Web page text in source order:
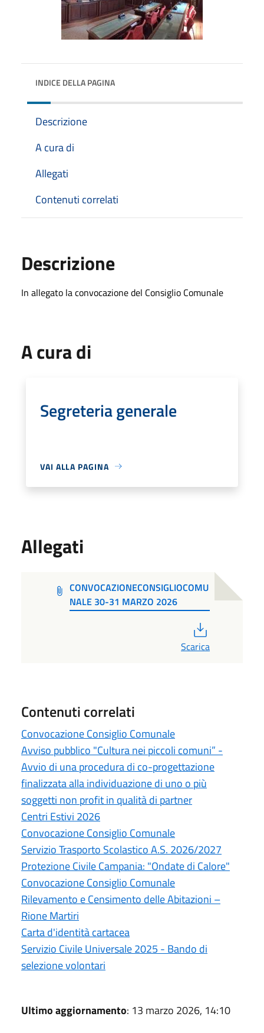
INDICE DELLA PAGINA
Descrizione
A cura di
Allegati
Contenuti correlati
Descrizione
In allegato la convocazione del Consiglio Comunale
A cura di
Segreteria generale
VAI ALLA PAGINA
Allegati
CONVOCAZIONECONSIGLIOCOMU
NALE 30-31 MARZO 2026
Scarica
Contenuti correlati
Convocazione Consiglio Comunale
Avviso pubblico "Cultura nei piccoli comuni” -
Avvio di una procedura di co-progettazione
finalizzata alla individuazione di uno o più
soggetti non profit in qualità di partner
Centri Estivi 2026
Convocazione Consiglio Comunale
Servizio Trasporto Scolastico A.S. 2026/2027
Protezione Civile Campania: "Ondate di Calore"
Convocazione Consiglio Comunale
Rilevamento e Censimento delle Abitazioni –
Rione Martiri
Carta d'identità cartacea
Servizio Civile Universale 2025 - Bando di
selezione volontari
Ultimo aggiornamento: 13 marzo 2026, 14:10